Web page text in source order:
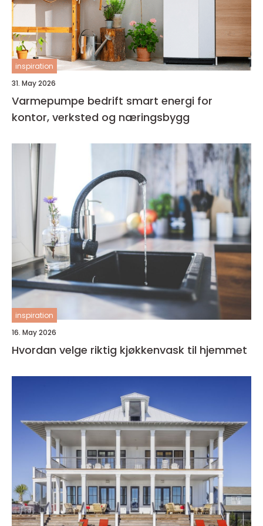
inspiration
31. May 2026
Varmepumpe bedrift smart energi for
kontor, verksted og næringsbygg
inspiration
16. May 2026
Hvordan velge riktig kjøkkenvask til hjemmet